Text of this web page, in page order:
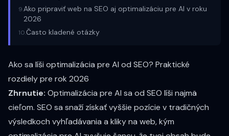
9.Ako pripraviť web na SEO aj optimalizáciu pre AI v roku
2026
10.Často kladené otázky
Ako sa líši optimalizácia pre AI od SEO? Praktické
rozdiely pre rok 2026
Zhrnutie: Optimalizácia pre AI sa od SEO líši najmä
cieľom. SEO sa snaží získať vyššie pozície v tradičných
výsledkoch vyhľadávania a kliky na web, kým